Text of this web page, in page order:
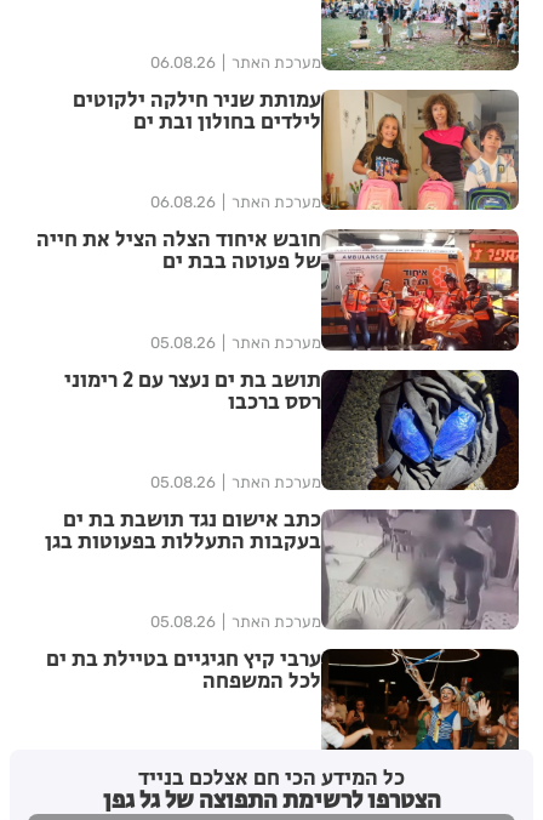
מערכת האתר 06.08.26
עמותת שניר חילקה ילקוטים
לילדים בחולון ובת ים
מערכת האתר 06.08.26
חובש איחוד הצלה הציל את חייה
של פעוטה בבת ים
מערכת האתר 05.08.26
תושב בת ים נעצר עם 2 רימוני
רסס ברכבו
מערכת האתר 05.08.26
כתב אישום נגד תושבת בת ים
בעקבות התעללות בפעוטות בגן
מערכת האתר 05.08.26
ערבי קיץ חגיגיים בטיילת בת ים
לכל המשפחה
כל המידע הכי חם אצלכם בנייד
הצטרפו לרשימת התפוצה של גל גפן